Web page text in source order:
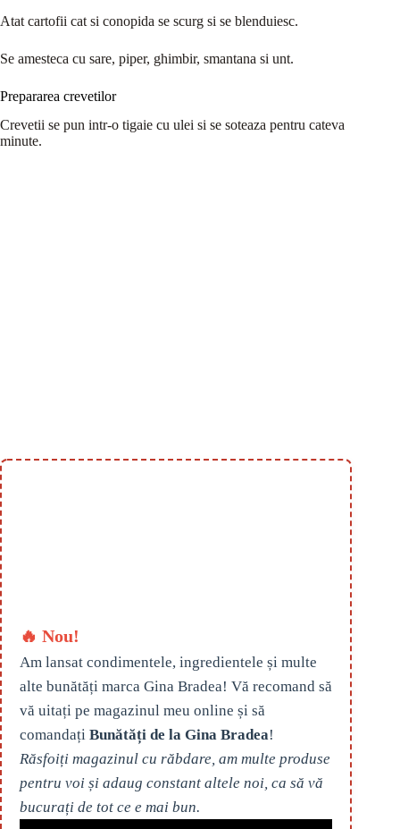
Atat cartofii cat si conopida se scurg si se blenduiesc.
Se amesteca cu sare, piper, ghimbir, smantana si unt.
Prepararea crevetilor
Crevetii se pun intr-o tigaie cu ulei si se soteaza pentru cateva
minute.
🔥 Nou!
Am lansat condimentele, ingredientele și multe
alte bunătăți marca Gina Bradea! Vă recomand să
vă uitați pe magazinul meu online și să
comandați Bunătăți de la Gina Bradea!
Răsfoiți magazinul cu răbdare, am multe produse
pentru voi și adaug constant altele noi, ca să vă
bucurați de tot ce e mai bun.